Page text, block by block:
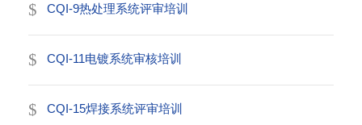
CQI-9热处理系统评审培训
CQI-11电镀系统审核培训
CQI-15焊接系统评审培训